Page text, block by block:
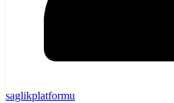
saglikplatformu